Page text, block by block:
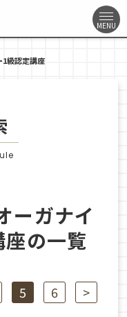
1級認定講座
ーガナイ
の一覧
5 6 >